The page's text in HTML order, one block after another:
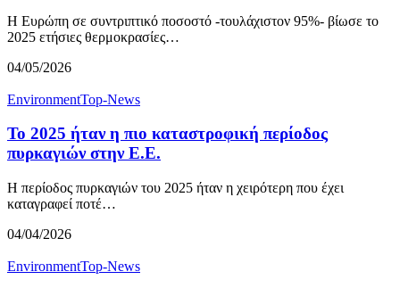
Η Ευρώπη σε συντριπτικό ποσοστό -τουλάχιστον 95%- βίωσε το
2025 ετήσιες θερμοκρασίες…
04/05/2026
EnvironmentTop-News
Το 2025 ήταν η πιο καταστροφική περίοδος
πυρκαγιών στην Ε.Ε.
Η περίοδος πυρκαγιών του 2025 ήταν η χειρότερη που έχει
καταγραφεί ποτέ…
04/04/2026
EnvironmentTop-News